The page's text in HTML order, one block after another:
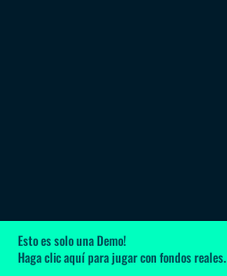
Esto es solo una Demo!
Haga clic aquípara jugar con fondos reales.